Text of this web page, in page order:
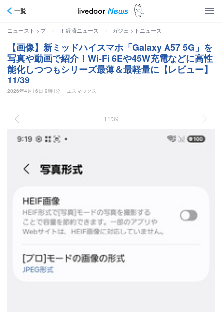
一覧
ニューストップ > IT 経済ニュース > ガジェットニュース
【画像】新ミッドハイスマホ「Galaxy A57 5G」を
写真や動画で紹介！Wi-Fi 6Eや45W充電などに高性
能化しつつもシリーズ最薄＆最軽量に【レビュー】
11/39
2026年4月16日 9時1分 エスマックス
11/39